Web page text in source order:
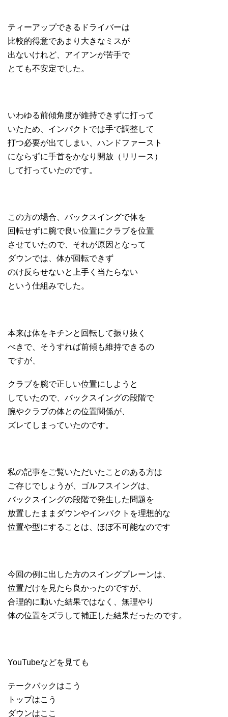
ティーアップできるドライバーは
比較的得意であまり大きなミスが
出ないけれど、アイアンが苦手で
とても不安定でした。
いわゆる前傾角度が維持できずに打って
いたため、インパクトでは手で調整して
打つ必要が出てしまい、ハンドファースト
にならずに手首をかなり開放（リリース）
して打っていたのです。
この方の場合、バックスイングで体を
回転せずに腕で良い位置にクラブを位置
させていたので、それが原因となって
ダウンでは、体が回転できず
のけ反らせないと上手く当たらない
という仕組みでした。
本来は体をキチンと回転して振り抜く
べきで、そうすれば前傾も維持できるの
ですが、
クラブを腕で正しい位置にしようと
していたので、バックスイングの段階で
腕やクラブの体との位置関係が、
ズレてしまっていたのです。
私の記事をご覧いただいたことのある方は
ご存じでしょうが、ゴルフスイングは、
バックスイングの段階で発生した問題を
放置したままダウンやインパクトを理想的な
位置や型にすることは、ほぼ不可能なのです
今回の例に出した方のスイングプレーンは、
位置だけを見たら良かったのですが、
合理的に動いた結果ではなく、無理やり
体の位置をズラして補正した結果だったのです。
YouTubeなどを見ても
テークバックはこう
トップはこう
ダウンはここ